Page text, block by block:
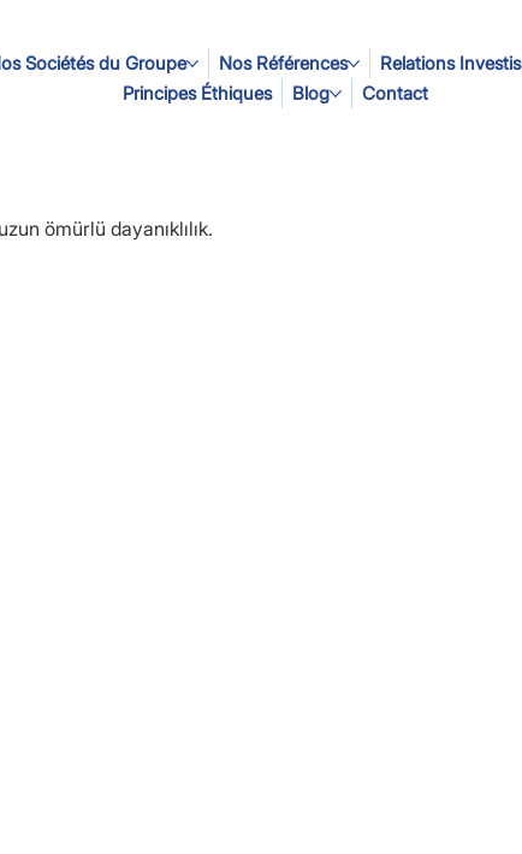
Sociétés du Groupe Nos Références Relations
Principes Éthiques
Blog Contact
ömürlü dayanıklılık.